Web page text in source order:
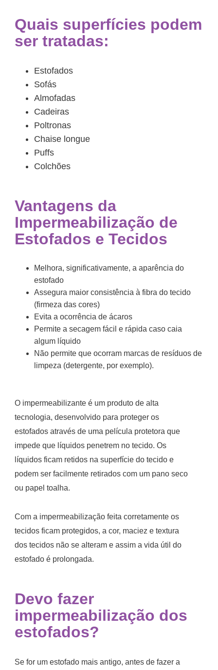
Quais superfícies podem
ser tratadas:
Estofados
Sofás
Almofadas
Cadeiras
Poltronas
Chaise longue
Puffs
Colchões
Vantagens da
Impermeabilização de
Estofados e Tecidos
Melhora, significativamente, a aparência do
estofado
Assegura maior consistência à fibra do tecido
(firmeza das cores)
Evita a ocorrência de ácaros
Permite a secagem fácil e rápida caso caia
algum líquido
Não permite que ocorram marcas de resíduos de
limpeza (detergente, por exemplo).
O impermeabilizante é um produto de alta
tecnologia, desenvolvido para proteger os
estofados através de uma película protetora que
impede que líquidos penetrem no tecido. Os
líquidos ficam retidos na superfície do tecido e
podem ser facilmente retirados com um pano seco
ou papel toalha.
Com a impermeabilização feita corretamente os
tecidos ficam protegidos, a cor, maciez e textura
dos tecidos não se alteram e assim a vida útil do
estofado é prolongada.
Devo fazer
impermeabilização dos
estofados?
Se for um estofado mais antigo, antes de fazer a